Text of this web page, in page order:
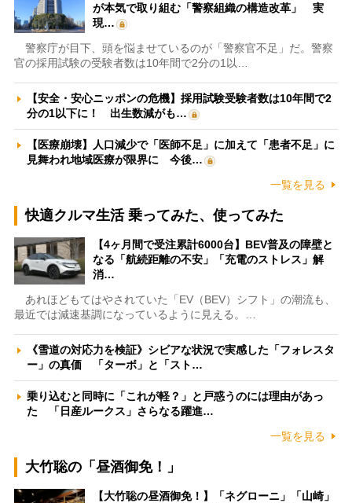
が本気で取り組む「警察組織の構造改革」 実
現…
警察庁が目下、頭を悩ませているのが「警察官不足」だ。警察
官の採用試験の受験者数は10年間で2分の1以…
【安全・安心ニッポンの危機】採用試験受験者数は10年間で2
分の1以下に！ 出生数減がも…
【医療崩壊】人口減少で「医師不足」に加えて「患者不足」に
見舞われ地域医療が限界に 今後…
一覧を見る
快適クルマ生活 乗ってみた、使ってみた
【4ヶ月間で受注累計6000台】BEV普及の障壁と
なる「航続距離の不安」「充電のストレス」解
消…
あれほどもてはやされていた「EV（BEV）シフト」の潮流も、
最近では減速基調になっているように見える。…
《雪道の対応力を検証》シビアな状況で実感した「フォレスタ
ー」の真価 「ターボ」と「スト…
乗り込むと同時に「これが軽？」と戸惑うのには理由があっ
た 「日産ルークス」さらなる躍進…
一覧を見る
大竹聡の「昼酒御免！」
【大竹聡の昼酒御免！】「ネグローニ」「山崎」